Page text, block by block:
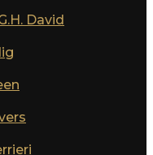
David